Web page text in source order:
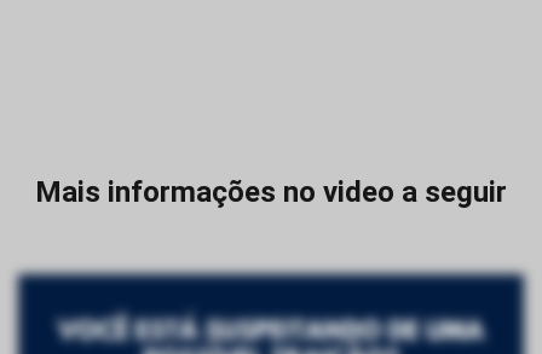
Mais informações no video a seguir